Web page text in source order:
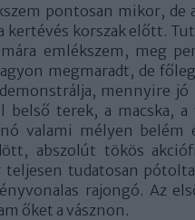
pontosan mikor, de
kertévés korszak előtt.
emlékszem, meg
megmaradt, de
mennyire
belső terek, a macska,
valami mélyen belém
abszolút tökös
teljesen tudatosan
rajongó. Az
őket a vásznon.